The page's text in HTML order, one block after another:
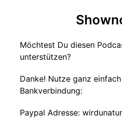
Möchtest Du diesen
unterstützen?
Danke! Nutze ganz
Bankverbindung:
Paypal Adresse: